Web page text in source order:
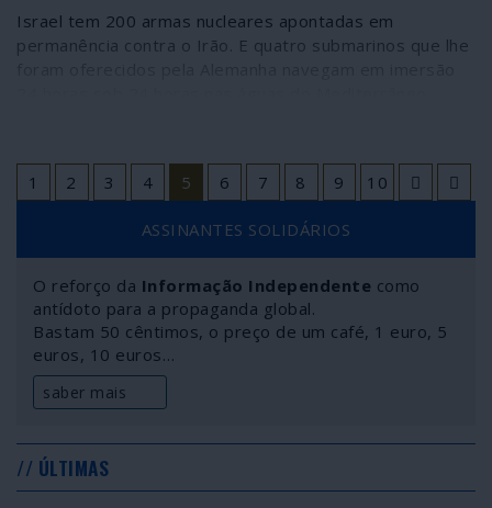
Israel tem 200 armas nucleares apontadas em
permanência contra o Irão. E quatro submarinos que lhe
Médio Oriente?
1 2 3 4 5 6 7 8 9 10
ASSINANTES SOLIDÁRIOS
O reforço da Informação Independente como
antídoto para a propaganda global.
Bastam 50 cêntimos, o preço de um café, 1 euro, 5
euros, 10 euros…
saber mais
// ÚLTIMAS